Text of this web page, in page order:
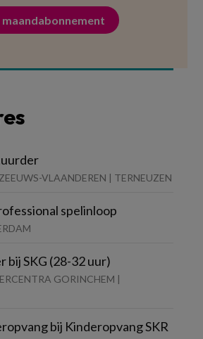
VLAANDEREN | TERNEUZEN
spelinloop
bij SKG (28-32 uur)
GORINCHEM |
bij Kinderopvang SKR